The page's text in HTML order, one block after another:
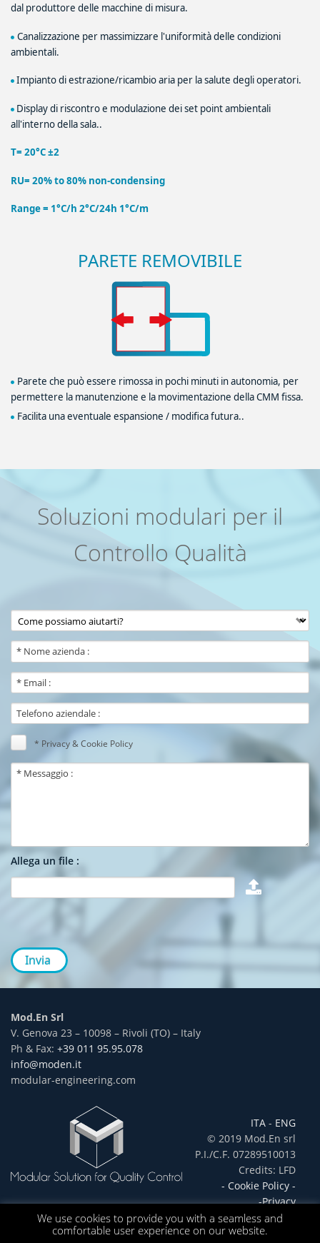
dal produttore delle macchine di misura.
Canalizzazione per massimizzare l'uniformità delle condizioni
ambientali.
Impianto di estrazione/ricambio aria per la salute degli operatori.
Display di riscontro e modulazione dei set point ambientali
all'interno della sala..
T= 20°C ±2
RU= 20% to 80% non‐condensing
Range = 1°C/h 2°C/24h 1°C/m
PARETE REMOVIBILE
Parete che può essere rimossa in pochi minuti in autonomia, per
permettere la manutenzione e la movimentazione della CMM fissa.
Facilita una eventuale espansione / modifica futura..
Soluzioni modulari per il
Controllo Qualità
* Privacy & Cookie Policy
Allega un file :
Invia
Mod.En Srl
V. Genova 23 – 10098 – Rivoli (TO) – Italy
Ph & Fax: +39 011 95.95.078
info@moden.it
modular-engineering.com
ITA - ENG
© 2019 Mod.En srl
P.I./C.F. 07289510013
Credits: LFD
- Cookie Policy -
-Privacy
We use cookies to provide you with a seamless and
comfortable user experience on our website.